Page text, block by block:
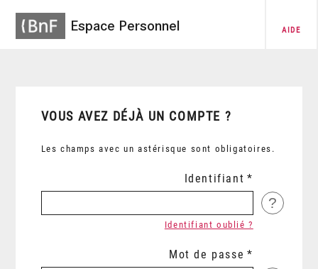
Espace Personnel AIDE
VOUS AVEZ DÉJÀ UN COMPTE ?
Les champs avec un astérisque sont obligatoires.
Identifiant
?
Identifiant oublié ?
Mot de passe